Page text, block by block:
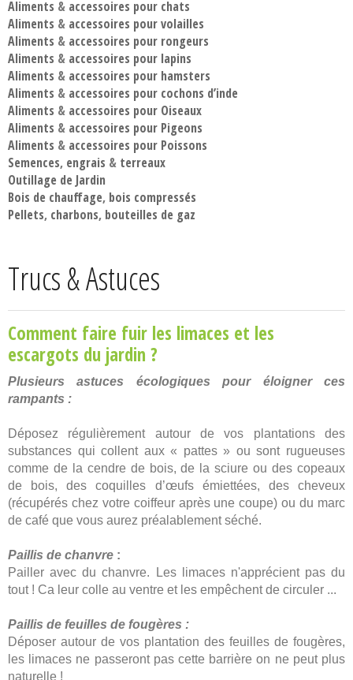
Aliments & accessoires pour chats
Aliments & accessoires pour volailles
Aliments & accessoires pour rongeurs
Aliments & accessoires pour lapins
Aliments & accessoires pour hamsters
Aliments & accessoires pour cochons d’inde
Aliments & accessoires pour Oiseaux
Aliments & accessoires pour Pigeons
Aliments & accessoires pour Poissons
Semences, engrais & terreaux
Outillage de Jardin
Bois de chauffage, bois compressés
Pellets, charbons, bouteilles de gaz
Trucs & Astuces
Comment faire fuir les limaces et les
escargots du jardin ?
Plusieurs astuces écologiques pour éloigner ces
rampants :
Déposez régulièrement autour de vos plantations des
substances qui collent aux « pattes » ou sont rugueuses
comme de la cendre de bois, de la sciure ou des copeaux
de bois, des coquilles d’œufs émiettées, des cheveux
(récupérés chez votre coiffeur après une coupe) ou du marc
de café que vous aurez préalablement séché.
Paillis de chanvre :
Pailler avec du chanvre. Les limaces n'apprécient pas du
tout ! Ca leur colle au ventre et les empêchent de circuler ...
Paillis de feuilles de fougères :
Déposer autour de vos plantation des feuilles de fougères,
les limaces ne passeront pas cette barrière on ne peut plus
naturelle !